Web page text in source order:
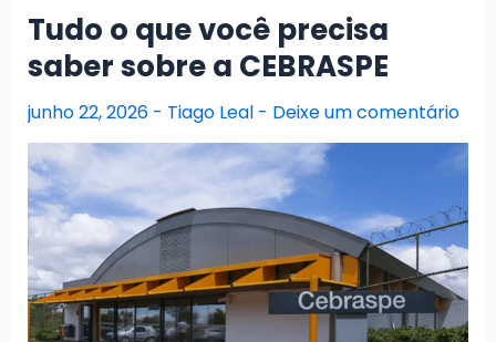
Cronograma
para
estudar
para
concurso
público
Tudo o que você precisa
saber sobre a CEBRASPE
junho 22, 2026 - Tiago Leal - Deixe um comentário